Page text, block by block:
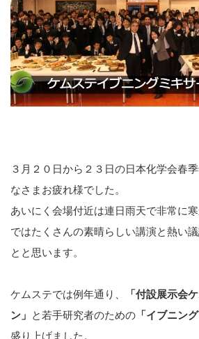
３月２０日から２３日の日本化学会春
なさまお疲れ様でした。
あいにく会場付近は連日雨天で非常に
ではたくさんの素晴らしい講演と熱い
とと思います。
ケムステでは例年通り、
「付設展示会
ン」 と若手研究者のための 「イブニン
盛り上げました。